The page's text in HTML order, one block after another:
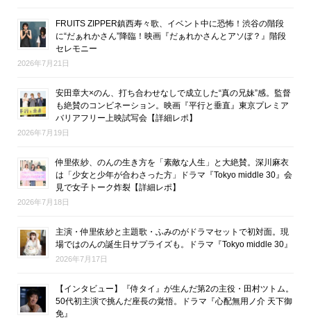
FRUITS ZIPPER鎮西寿々歌、イベント中に恐怖！渋谷の階段
に“だぁれかさん”降臨！映画『だぁれかさんとアソぼ？』階段
セレモニー
2026年7月21日
安田章大×のん、打ち合わせなしで成立した“真の兄妹”感。監督
も絶賛のコンビネーション。映画『平行と垂直』東京プレミア
バリアフリー上映試写会【詳細レポ】
2026年7月19日
仲里依紗、のんの生き方を「素敵な人生」と大絶賛。深川麻衣
は「少女と少年が合わさった方」ドラマ『Tokyo middle 30』会
見で女子トーク炸裂【詳細レポ】
2026年7月18日
主演・仲里依紗と主題歌・ふみのがドラマセットで初対面。現
場ではのんの誕生日サプライズも。ドラマ『Tokyo middle 30』
2026年7月17日
【インタビュー】『侍タイ』が生んだ第2の主役・田村ツトム。
50代初主演で挑んだ座長の覚悟。ドラマ『心配無用ノ介 天下御
免』